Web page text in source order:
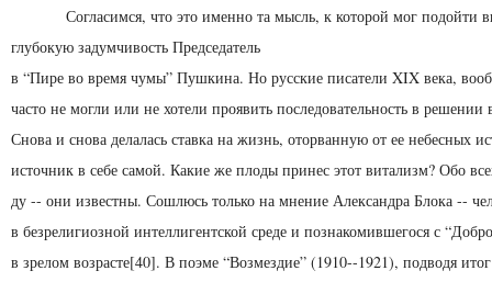
Согласимся, что это именно та мысль, к которой мог по­дойти
глубокую задумчивость Председатель
в “Пире во время чумы” Пушкина. Но русские писатели XIX века,
часто не могли или не хоте­ли проявить последовательность в
Снова и снова делалась ставка на жизнь, оторванную от ее небесных
источник в себе самой. Какие же плоды принес этот витализм? Обо
ду -- они известны. Сошлюсь только на мнение Александра Блока --
в безрелигиозной интелли­гентской среде и познакомившегося с
в зрелом возрасте[40]. В поэме “Возмездие” (1910--1921), подводя